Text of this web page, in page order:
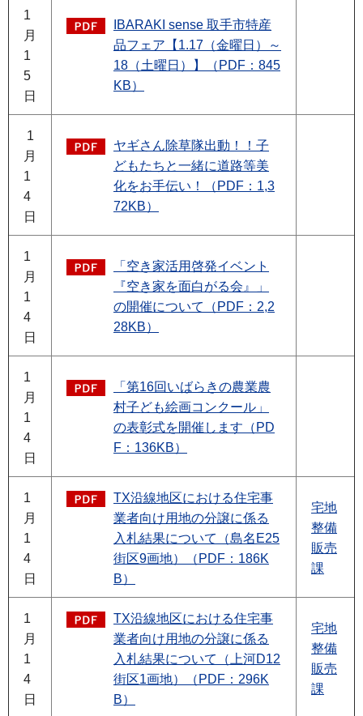
1
月
1
5
日
IBARAKI sense 取手市特産
品フェア【1.17（金曜日）～
18（土曜日）】（PDF：845
KB）
1
月
1
4
日
ヤギさん除草隊出動！！子
どもたちと一緒に道路等美
化をお手伝い！（PDF：1,3
72KB）
1
月
1
4
日
「空き家活用啓発イベント
『空き家を面白がる会』」
の開催について（PDF：2,2
28KB）
1
月
1
4
日
「第16回いばらきの農業農
村子ども絵画コンクール」
の表彰式を開催します（PD
F：136KB）
1
月
1
4
日
TX沿線地区における住宅事
業者向け用地の分譲に係る
入札結果について（島名E25
街区9画地）（PDF：186K
B）
宅地
整備
販売
課
1
月
1
4
日
TX沿線地区における住宅事
業者向け用地の分譲に係る
入札結果について（上河D12
街区1画地）（PDF：296K
B）
宅地
整備
販売
課